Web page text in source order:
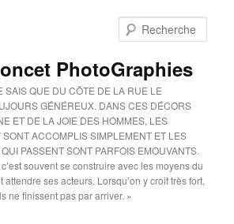
PhotoGraphies
SAIS QUE DU CÔTE DE LA RUE LE
GÉNÉREUX. DANS CES DÉCORS
ET DE LA JOIE DES HOMMES, LES
ACCOMPLIS SIMPLEMENT ET LES
PASSENT SONT PARFOIS EMOUVANTS.
souvent se construire avec les moyens du
ses acteurs. Lorsqu’on y croit très fort,
ne finissent pas par arriver. »